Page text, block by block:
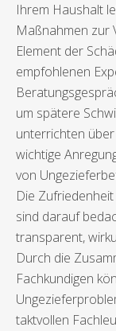
Ihrem Haushalt
Maßnahmen zur
Element der
empfohlenen
um spätere
unterrichten
wichtige
von
Die
sind darauf
transparent,
Durch die
Fachkundigen
taktvollen